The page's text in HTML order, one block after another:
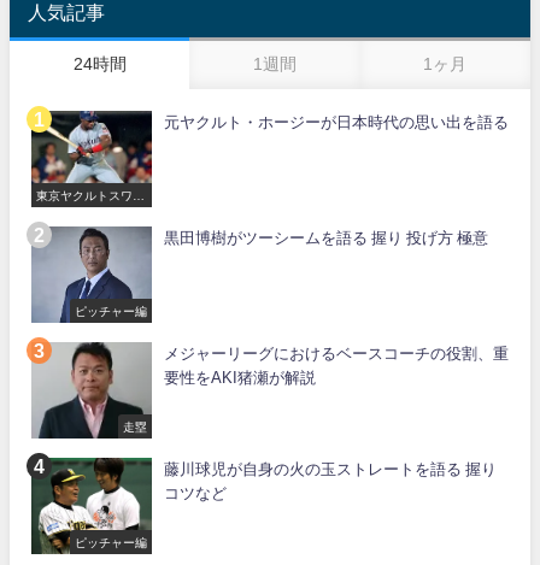
人気記事
24時間 1週間 1ヶ月
東京ヤクルトスワロ
元ヤクルト・ホージーが日本時代の思い出を語る
ピッチャー編
黒田博樹がツーシームを語る 握り 投げ方 極意
走塁
メジャーリーグにおけるベースコーチの役割、重
要性をAKI猪瀬が解説
ピッチャー編
藤川球児が自身の火の玉ストレートを語る 握り
コツなど